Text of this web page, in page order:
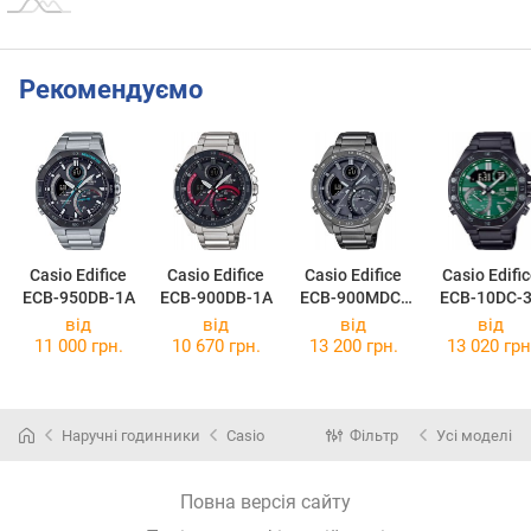
Рекомендуємо
Casio Edifice
ECB-950DB-1A
Casio Edifice
ECB-900DB-1A
Casio Edifice
ECB-900MDC-
1A
Casio
ECB-10DC-
від
11 000 грн.
від
10 670 грн.
від
13 200 грн.
від
13 020
Наручні годинники Casio Фільтр Усі моделі
Повна версія сайту